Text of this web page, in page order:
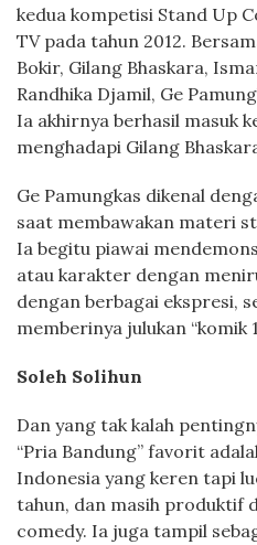
kedua kompetisi Stand Up
TV pada tahun 2012.
Bokir, Gilang Bhaskara,
Randhika Djamil, Ge
Ia akhirnya berhasil masuk
menghadapi Gilang
Ge Pamungkas dikenal
saat membawakan materi
Ia begitu piawai
atau karakter dengan
dengan berbagai ekspresi,
memberinya julukan “komik
Soleh Solihun
Dan yang tak kalah
“Pria Bandung” favorit
Indonesia yang keren tapi
tahun, dan masih produktif
comedy. Ia juga tampil